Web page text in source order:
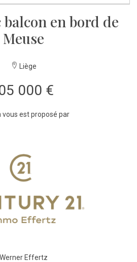
balcon en bord de
Meuse
Liège
000 €
vous est proposé par
Werner Effertz